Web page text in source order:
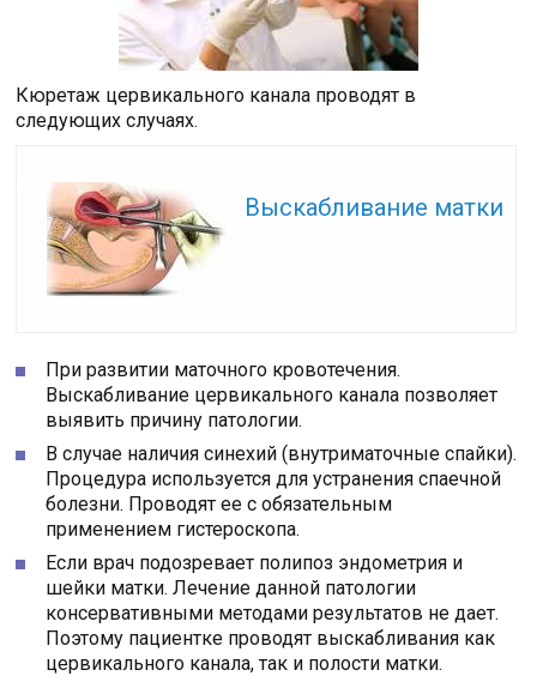
Кюретаж цервикального канала проводят в
следующих случаях.
Выскабливание матки
При развитии маточного кровотечения.
Выскабливание цервикального канала позволяет
выявить причину патологии.
В случае наличия синехий (внутриматочные спайки).
Процедура используется для устранения спаечной
болезни. Проводят ее с обязательным
применением гистероскопа.
Если врач подозревает полипоз эндометрия и
шейки матки. Лечение данной патологии
консервативными методами результатов не дает.
Поэтому пациентке проводят выскабливания как
цервикального канала, так и полости матки.